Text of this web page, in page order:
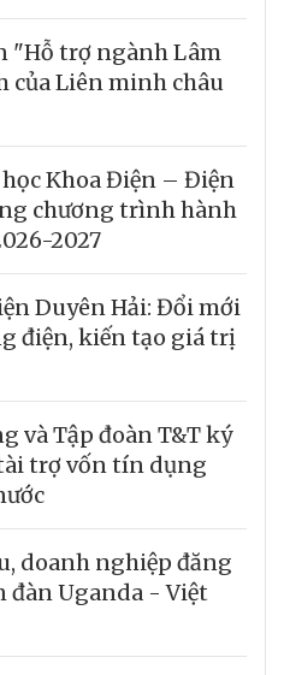
"Hỗ trợ ngành Lâm
của Liên minh châu
học Khoa Điện – Điện
chương trình hành
2027
Duyên Hải: Đổi mới
điện, kiến tạo giá trị
và Tập đoàn T&T ký
trợ vốn tín dụng
doanh nghiệp đăng
đàn Uganda - Việt